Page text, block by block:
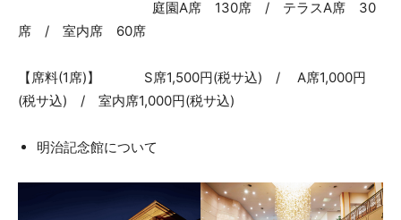
庭園A席 130席 / テラスA席 30
席 / 室内席 60席
【席料(1席)】 S席1,500円(税サ込) / A席1,000円
(税サ込) / 室内席1,000円(税サ込)
明治記念館について